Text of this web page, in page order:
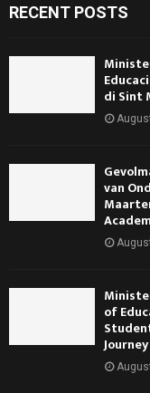
RECENT POSTS
di Sint
van
of
Journey